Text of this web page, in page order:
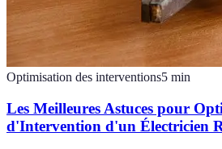
Optimisation des interventions5 min
Les Meilleures Astuces pour
d'Intervention d'un Électricien